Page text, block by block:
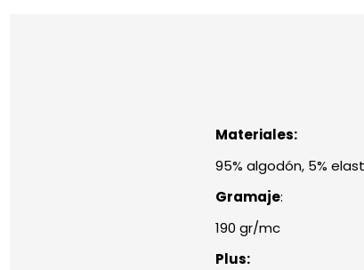
Materiales:
95% algodón, 5%
Gramaje:
190 gr/mc
Plus: